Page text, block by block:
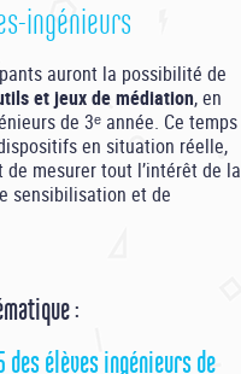
ingénieurs
auront la possibilité de
et jeux de médiation, en
de 3ᵉ année. Ce temps
en situation réelle,
mesurer tout l’intérêt de la
sensibilisation et de
:
élèves ingénieurs de